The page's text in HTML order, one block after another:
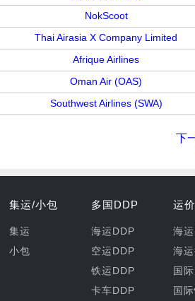
NokScoot
Thai Airasia X Company Limited
Afrique Airlines
Oman Air (OAS)
Southwest Airlines (SWA)
下
集运/小包
集运
小包
多国DDP
海运DDP
空运DDP
铁运DDP
卡车DDP
运
海
海
国
国